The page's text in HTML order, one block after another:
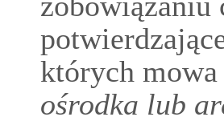
których
ośrodka lub